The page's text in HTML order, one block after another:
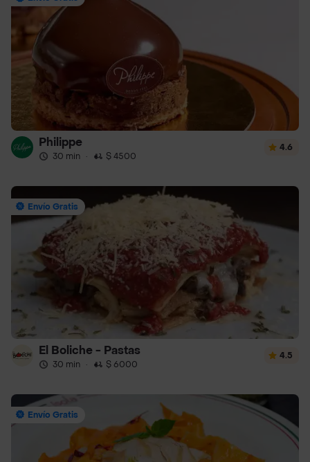
Philippe
30 min · $ 4500
4.6
Envío Gratis
El Boliche - Pastas
30 min · $ 6000
4.5
Envío Gratis